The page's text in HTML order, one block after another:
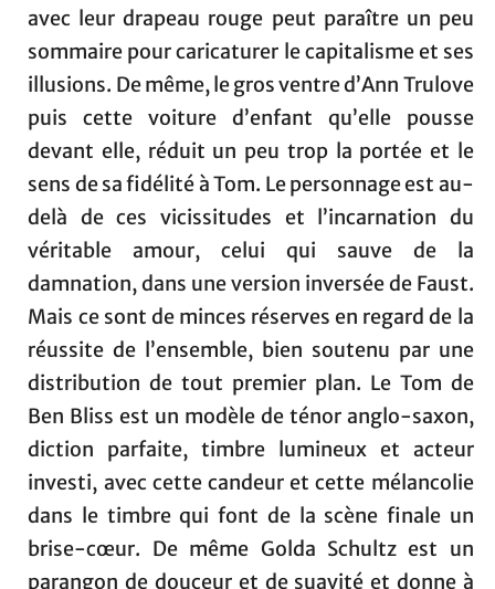
avec leur drapeau rouge peut paraître un peu
sommaire pour caricaturer le capitalisme et ses
illusions. De même, le gros ventre d’Ann Trulove
puis cette voiture d’enfant qu’elle pousse
devant elle, réduit un peu trop la portée et le
sens de sa fidélité à Tom. Le personnage est au-
delà de ces vicissitudes et l’incarnation du
véritable amour, celui qui sauve de la
damnation, dans une version inversée de Faust.
Mais ce sont de minces réserves en regard de la
réussite de l’ensemble, bien soutenu par une
distribution de tout premier plan. Le Tom de
Ben Bliss est un modèle de ténor anglo-saxon,
diction parfaite, timbre lumineux et acteur
investi, avec cette candeur et cette mélancolie
dans le timbre qui font de la scène finale un
brise-cœur. De même Golda Schultz est un
parangon de douceur et de suavité et donne à